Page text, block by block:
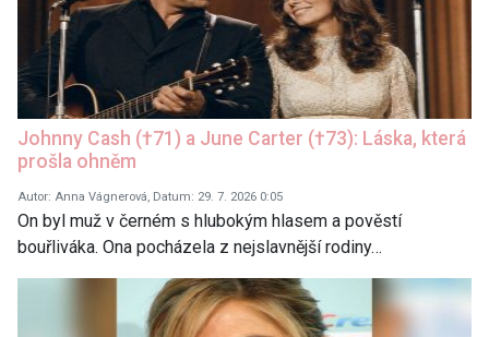
Johnny Cash (†71) a June Carter (†73): Láska, která
prošla ohněm
Autor: Anna Vágnerová, Datum: 29. 7. 2026 0:05
On byl muž v černém s hlubokým hlasem a pověstí
bouřliváka. Ona pocházela z nejslavnější rodiny…